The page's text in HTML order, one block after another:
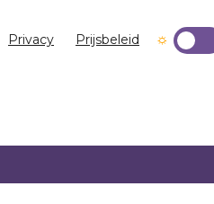
Privacy Prijsbeleid